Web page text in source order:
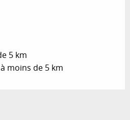
5 km
moins de 5 km